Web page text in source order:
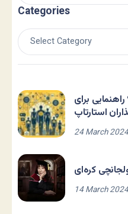
Categories
برای
استارتاپ
24 March 2024
کره‌ای
14 March 2024